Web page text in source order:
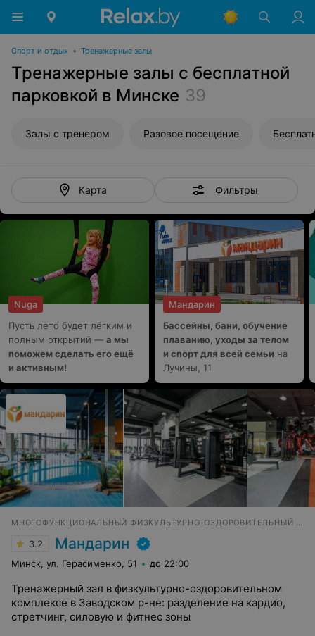
Спорт и отдых • Тренажерные залы
Тренажерные залы с бесплатной
парковкой в Минске 39
Залы с тренером Разовое посещение
Карта Фильтры
Nuga
Пусть лето будет лёгким и
полным открытий — а мы
поможем сделать его ещё
и активным!
Мандарин
Бассейны, бани, обучение
плаванию, уходы за телом
и спорт для всей семьи на
Лучины, 11
МНОГОФУНКЦИОНАЛЬНЫЙ ФИЗКУЛЬТУРНО-ОЗДОРОВИТЕЛЬНЫЙ КОМПЛЕКС
3.2 Мандарин
Минск, ул. Герасименко, 51 до 22:00
Тренажерный зал в физкультурно-оздоровительном
комплексе в Заводском р-не: разделение на кардио,
стретчинг, силовую и фитнес зоны